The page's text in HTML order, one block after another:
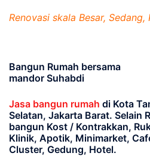
Renovasi skala Besar, Sedang,
Bangun Rumah bersama
mandor Suhabdi
Jasa bangun rumah di Kota
Selatan, Jakarta Barat. Selain
bangun Kost / Kontrakkan,
Klinik, Apotik, Minimarket,
Cluster, Gedung, Hotel.